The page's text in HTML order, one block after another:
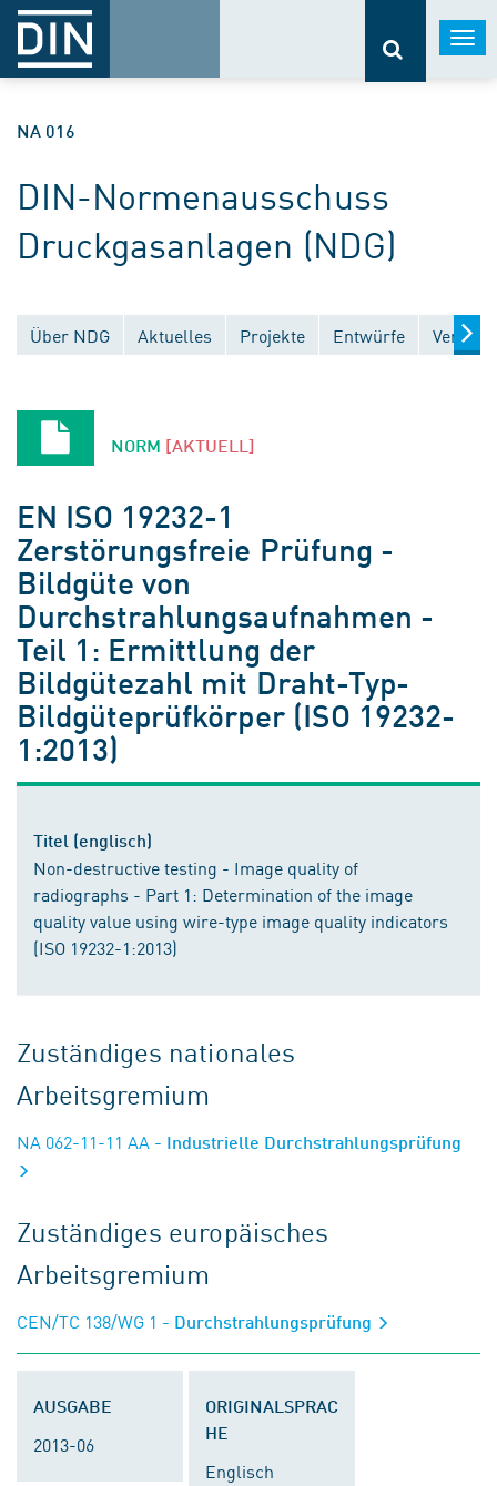
NA 016
DIN-Normenausschuss
Druckgasanlagen (NDG)
Über NDG Aktuelles Projekte Entwürfe
NORM [AKTUELL]
EN ISO 19232-1
Zerstörungsfreie Prüfung -
Bildgüte von
Durchstrahlungsaufnahmen -
Teil 1: Ermittlung der
Bildgütezahl mit Draht-Typ-
Bildgüteprüfkörper (ISO 19232-
1:2013)
Titel (englisch)
Non-destructive testing - Image quality of
radiographs - Part 1: Determination of the image
quality value using wire-type image quality indicators
(ISO 19232-1:2013)
Zuständiges nationales
Arbeitsgremium
NA 062-11-11 AA - Industrielle Durchstrahlungsprüfung
Zuständiges europäisches
Arbeitsgremium
CEN/TC 138/WG 1 - Durchstrahlungsprüfung
AUSGABE
2013-06
ORIGINALSPRAC
HE
Englisch